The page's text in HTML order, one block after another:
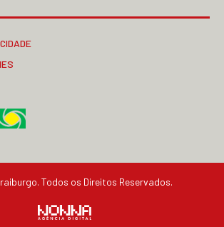
Todos os Direitos Reservados.